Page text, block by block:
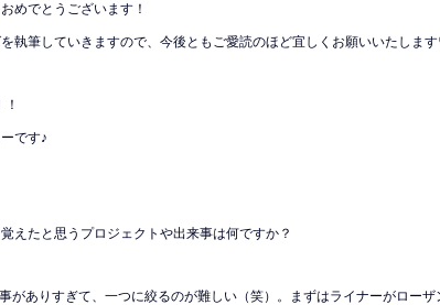
めでとうございます！
執筆していきますので、今後ともご愛読のほど宜しくお願いいたしま
です♪
えたと思うプロジェクトや出来事は何ですか？
がありすぎて、一つに絞るのが難しい（笑）。まずはライナーがロー